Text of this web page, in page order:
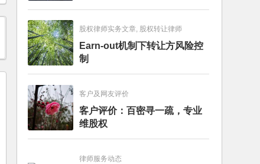
股权律师实务文章, 股权转让律师
Earn-out机制下转让方风险控
制
客户及网友评价
客户评价：百密寻一疏，专业
维股权
律师服务动态